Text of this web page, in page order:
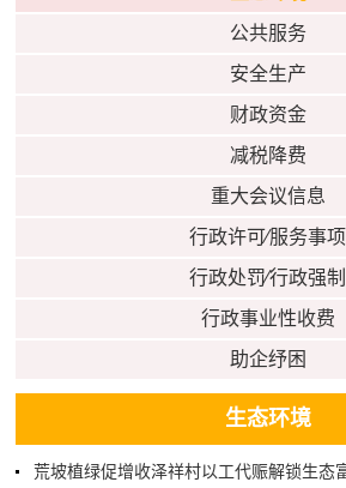
公共服务
安全生产
财政资金
减税降费
重大会议信息
行政许可⁄服务事项
行政处罚⁄行政强制
行政事业性收费
助企纾困
生态环境